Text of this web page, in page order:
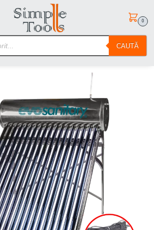
CAUTĂ
0
– Gasesti orice – Comanzi simplu
Panouri Solare Sistem Panou Solar cu Tuburi Vidate si Controller 1024-58 INOX 150L